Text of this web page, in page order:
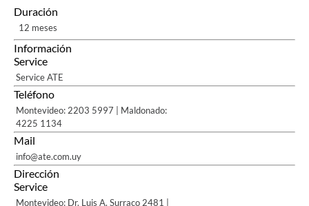
Duración
12 meses
Información
Service
Service ATE
Teléfono
Montevideo: 2203 5997 | Maldonado:
4225 1134
Mail
info@ate.com.uy
Dirección
Service
Montevideo: Dr. Luis A. Surraco 2481 |